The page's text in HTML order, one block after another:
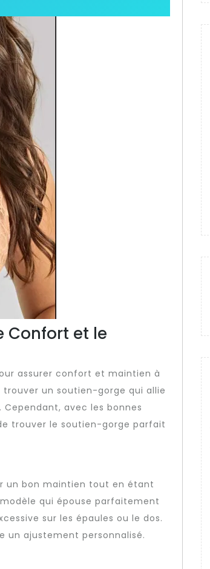
Confort et le
assurer confort et maintien à
trouver un soutien-gorge qui allie
avec les bonnes
trouver le soutien-gorge parfait
un bon maintien tout en étant
qui épouse parfaitement
sur les épaules ou le dos.
un ajustement personnalisé.